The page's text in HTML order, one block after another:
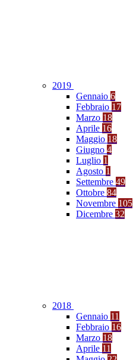
2019
Gennaio 6
Febbraio 17
Marzo 18
Aprile 16
Maggio 18
Giugno 4
Luglio 1
Agosto 1
Settembre 49
Ottobre 84
Novembre 105
Dicembre 32
2018
Gennaio 11
Febbraio 16
Marzo 18
Aprile 11